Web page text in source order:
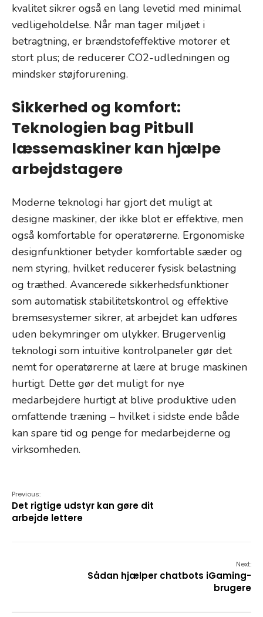
kvalitet sikrer også en lang levetid med minimal
vedligeholdelse. Når man tager miljøet i
betragtning, er brændstofeffektive motorer et
stort plus; de reducerer CO2-udledningen og
mindsker støjforurening.
Sikkerhed og komfort:
Teknologien bag Pitbull
læssemaskiner kan hjælpe
arbejdstagere
Moderne teknologi har gjort det muligt at
designe maskiner, der ikke blot er effektive, men
også komfortable for operatørerne. Ergonomiske
designfunktioner betyder komfortable sæder og
nem styring, hvilket reducerer fysisk belastning
og træthed. Avancerede sikkerhedsfunktioner
som automatisk stabilitetskontrol og effektive
bremsesystemer sikrer, at arbejdet kan udføres
uden bekymringer om ulykker. Brugervenlig
teknologi som intuitive kontrolpaneler gør det
nemt for operatørerne at lære at bruge maskinen
hurtigt. Dette gør det muligt for nye
medarbejdere hurtigt at blive produktive uden
omfattende træning – hvilket i sidste ende både
kan spare tid og penge for medarbejderne og
virksomheden.
Previous:
Det rigtige udstyr kan gøre dit
arbejde lettere
Next:
Sådan hjælper chatbots iGaming-
brugere